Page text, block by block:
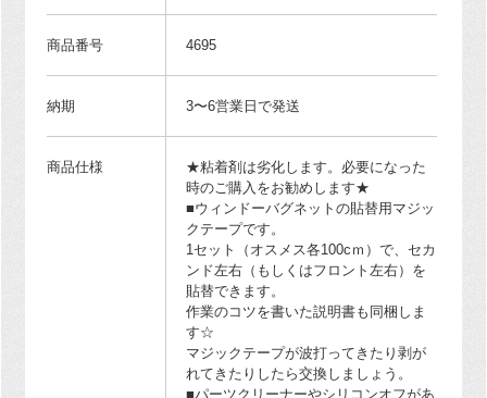
商品番号 4695
納期 3〜6営業日で発送
商品仕様
★粘着剤は劣化します。必要になった
時のご購入をお勧めします★
■ウィンドーバグネットの貼替用マジッ
クテープです。
1セット（オスメス各100cｍ）で、セカ
ンド左右（もしくはフロント左右）を
貼替できます。
作業のコツを書いた説明書も同梱しま
す☆
マジックテープが波打ってきたり剥が
れてきたりしたら交換しましょう。
■パーツクリーナーやシリコンオフがあ